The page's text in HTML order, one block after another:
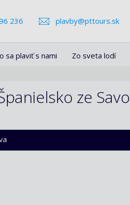
236 plavby@pttours.sk
sa plaviť s nami Zo sveta lodí
ze